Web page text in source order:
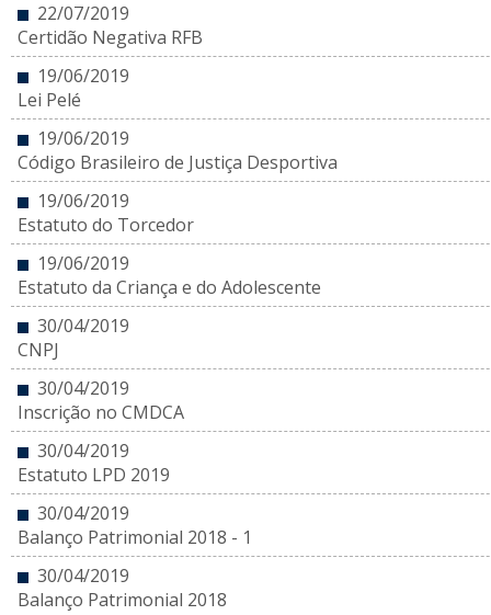
22/07/2019
Certidão Negativa RFB
19/06/2019
Lei Pelé
19/06/2019
Código Brasileiro de Justiça Desportiva
19/06/2019
Estatuto do Torcedor
19/06/2019
Estatuto da Criança e do Adolescente
30/04/2019
CNPJ
30/04/2019
Inscrição no CMDCA
30/04/2019
Estatuto LPD 2019
30/04/2019
Balanço Patrimonial 2018 - 1
30/04/2019
Balanço Patrimonial 2018